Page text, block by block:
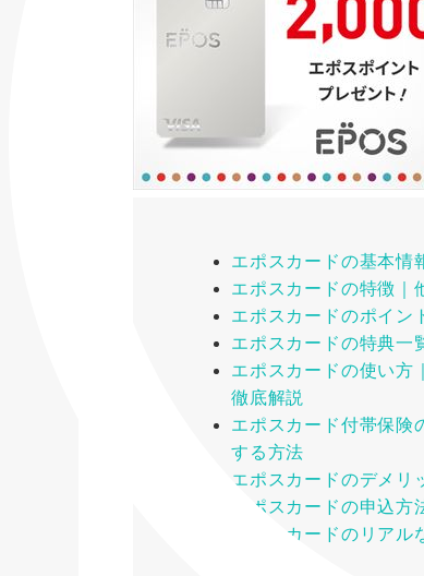
エポスカードの基本情
エポスカードの特徴｜
エポスカードのポイン
エポスカードの特典一
エポスカードの使い方
徹底解説
エポスカード付帯保険
する方法
エポスカードのデメリ
エポスカードの申込
エポスカードのリア